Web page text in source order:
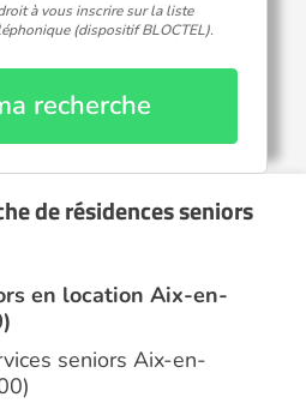
à vous inscrire sur la liste
(dispositif BLOCTEL).
recherche
de résidences seniors
en location Aix-en-
seniors Aix-en-